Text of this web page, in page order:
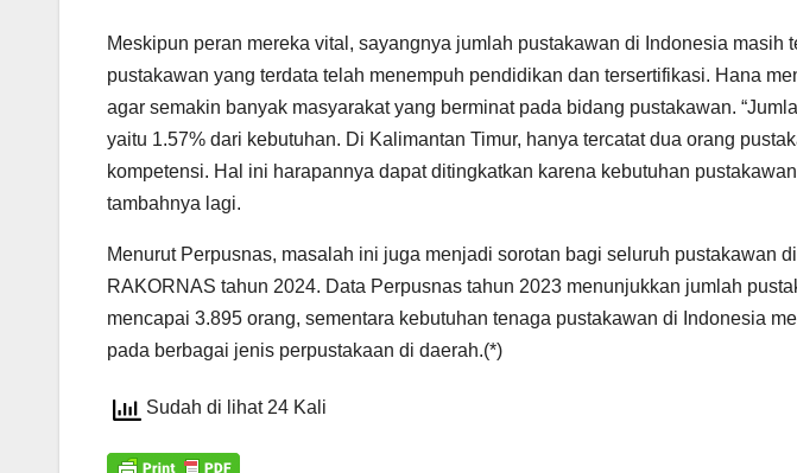
Meskipun peran mereka vital, sayangnya jumlah pustakawan di Indonesia masih
pustakawan yang terdata telah menempuh pendidikan dan tersertifikasi. Hana
agar semakin banyak masyarakat yang berminat pada bidang pustakawan.
yaitu 1.57% dari kebutuhan. Di Kalimantan Timur, hanya tercatat dua orang
kompetensi. Hal ini harapannya dapat ditingkatkan karena kebutuhan
tambahnya lagi.
Menurut Perpusnas, masalah ini juga menjadi sorotan bagi seluruh pustakawan
RAKORNAS tahun 2024. Data Perpusnas tahun 2023 menunjukkan jumlah
mencapai 3.895 orang, sementara kebutuhan tenaga pustakawan di Indonesia
pada berbagai jenis perpustakaan di daerah.(*)
Sudah di lihat 24 Kali